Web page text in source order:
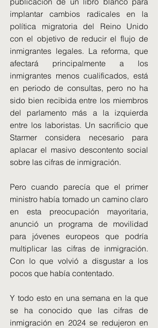
implantar cambios radicales en la
política migratoria del Reino Unido
con el objetivo de reducir el flujo de
inmigrantes legales. La reforma, que
afectará principalmente a los
inmigrantes menos cualificados, está
en periodo de consultas, pero no ha
sido bien recibida entre los miembros
del parlamento más a la izquierda
entre los laboristas. Un sacrificio que
Starmer considera necesario para
aplacar el masivo descontento social
sobre las cifras de inmigración.
Pero cuando parecía que el primer
ministro había tomado un camino claro
en esta preocupación mayoritaria,
anunció un programa de movilidad
para jóvenes europeos que podría
multiplicar las cifras de inmigración.
Con lo que volvió a disgustar a los
pocos que había contentado.
Y todo esto en una semana en la que
se ha conocido que las cifras de
inmigración en 2024 se redujeron en